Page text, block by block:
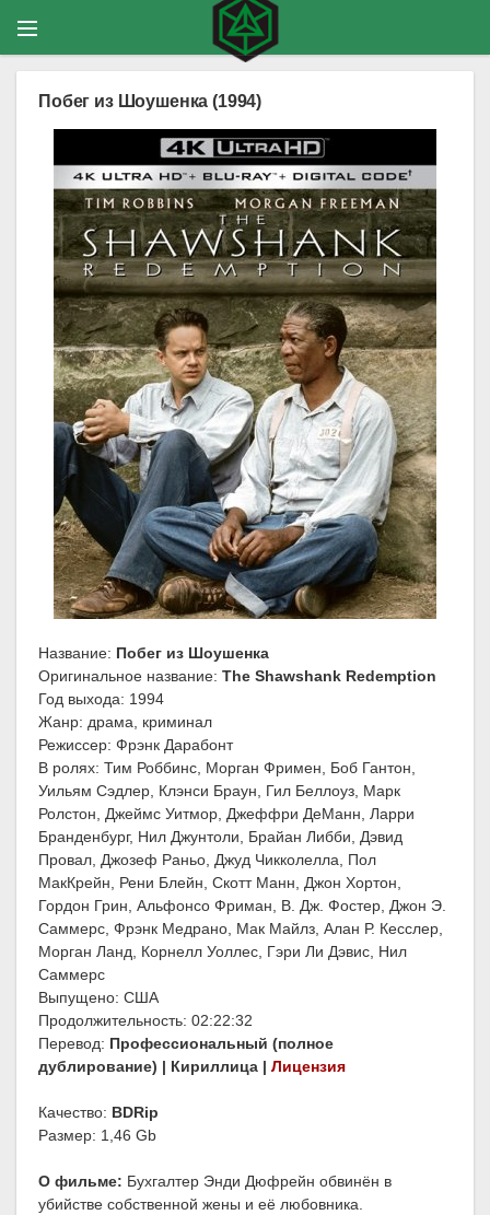
Побег из Шоушенка (1994)
Название: Побег из Шоушенка
Оригинальное название: The Shawshank Redemption
Год выхода: 1994
Жанр: драма, криминал
Режиссер: Фрэнк Дарабонт
В ролях: Тим Роббинс, Морган Фримен, Боб Гантон,
Уильям Сэдлер, Клэнси Браун, Гил Беллоуз, Марк
Ролстон, Джеймс Уитмор, Джеффри ДеМанн, Ларри
Бранденбург, Нил Джунтоли, Брайан Либби, Дэвид
Провал, Джозеф Раньо, Джуд Чикколелла, Пол
МакКрейн, Рени Блейн, Скотт Манн, Джон Хортон,
Гордон Грин, Альфонсо Фриман, В. Дж. Фостер, Джон Э.
Саммерс, Фрэнк Медрано, Мак Майлз, Алан Р. Кесслер,
Морган Ланд, Корнелл Уоллес, Гэри Ли Дэвис, Нил
Саммерс
Выпущено: США
Продолжительность: 02:22:32
Перевод: Профессиональный (полное
дублирование) | Кириллица | Лицензия
Качество: BDRip
Размер: 1,46 Gb
О фильме: Бухгалтер Энди Дюфрейн обвинён в
убийстве собственной жены и её любовника.